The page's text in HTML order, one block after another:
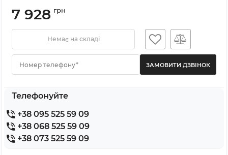
7 928 грн
Немає на складі
Номер телефону*
Телефонуйте
+38 095 525 59 09
+38 068 525 59 09
+38 073 525 59 09